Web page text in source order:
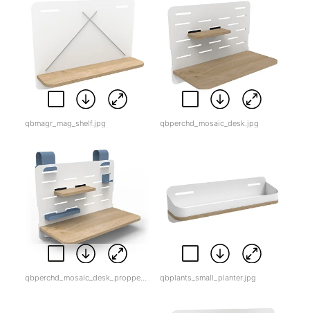
qbmagr_mag_shelf.jpg qbperchd_mosaic_desk.jpg
qbperchd_mosaic_desk_propped.jpg qbplants_small_planter.jpg